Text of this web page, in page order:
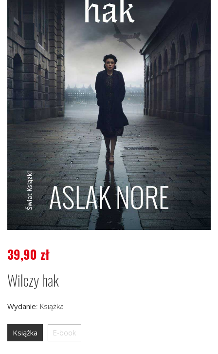
39,90 zł
Wilczy hak
Wydanie: Książka
Książka E-book